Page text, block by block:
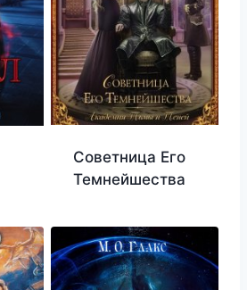
Советница Его
Темнейшества